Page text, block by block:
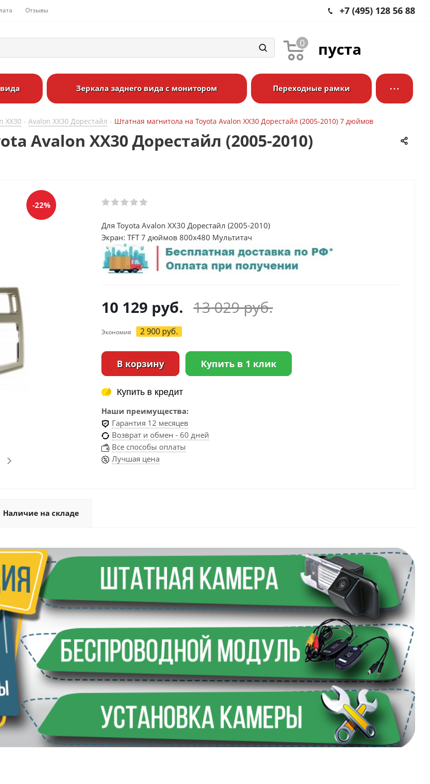
Отзывы +7 (495) 128 56 88
пуста
0
Зеркала заднего вида с монитором Переходные рамки
XX30 - Avalon XX30 Дорестайл - Штатная магнитола на Toyota Avalon XX30 Дорестайл (2005-2010) 7 дюймов
Avalon XX30 Дорестайл (2005-2010)
-22%
Для Toyota Avalon XX30 Дорестайл (2005-2010)
Экран: TFT 7 дюймов 800х480 Мультитач
10 129 руб. 13 029руб.
Экономия 2 900 руб.
В корзину Купить в 1 клик
Купить в кредит
Купить в кредит
Наши преимущества:
Гарантия 12 месяцев
Возврат и обмен - 60 дней
Все способы оплаты
Лучшая цена
Наличие на складе